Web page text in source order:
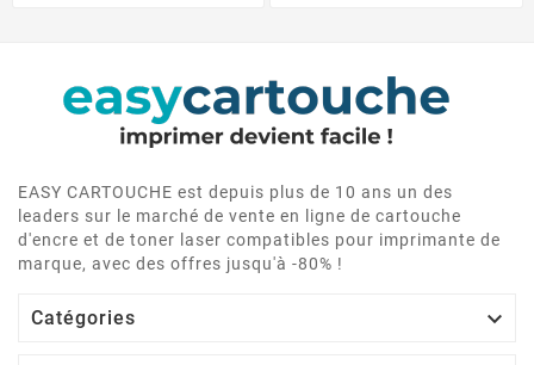
EASY CARTOUCHE est depuis plus de 10 ans un des
leaders sur le marché de vente en ligne de cartouche
d'encre et de toner laser compatibles pour imprimante de
marque, avec des offres jusqu'à -80% !
Catégories 